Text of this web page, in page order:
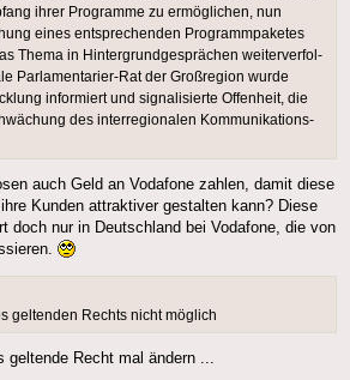
ihrer Pro­gram­me zu ermög­li­chen, nun
eines ent­spre­chen­den Pro­gramm­pa­ke­tes
The­ma in Hin­ter­grund­ge­sprä­chen wei­ter­ver­fol­
Parlamentarier-Rat der Groß­re­gi­on wur­de
infor­miert und signa­li­sier­te Offen­heit, die
des inter­re­gio­na­len Kom­mu­ni­ka­ti­ons­
auch Geld an Vodafone zahlen, damit diese
Kunden attraktiver gestalten kann? Diese
doch nur in Deutschland bei Vodafone, die von
gel­ten­den Rechts nicht möglich
Recht mal ändern ...